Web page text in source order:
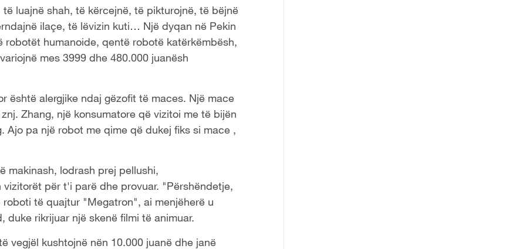
luajnë shah, të kërcejnë, të pikturojnë, të bëjnë
ilaçe, të lëvizin kuti… Një dyqan në Pekin
humanoide, qentë robotë katërkëmbësh,
mes 3999 dhe 480.000 juanësh
është alergjike ndaj gëzofit të maces. Një mace
Zhang, një konsumatore që vizitoi me të bijën
Ajo pa një robot me qime që dukej fiks si mace ,
makinash, lodrash prej pellushi,
për t'i parë dhe provuar. "Përshëndetje,
të quajtur "Megatron", ai menjëherë u
rikrijuar një skenë filmi të animuar.
vegjël kushtojnë nën 10.000 juanë dhe janë